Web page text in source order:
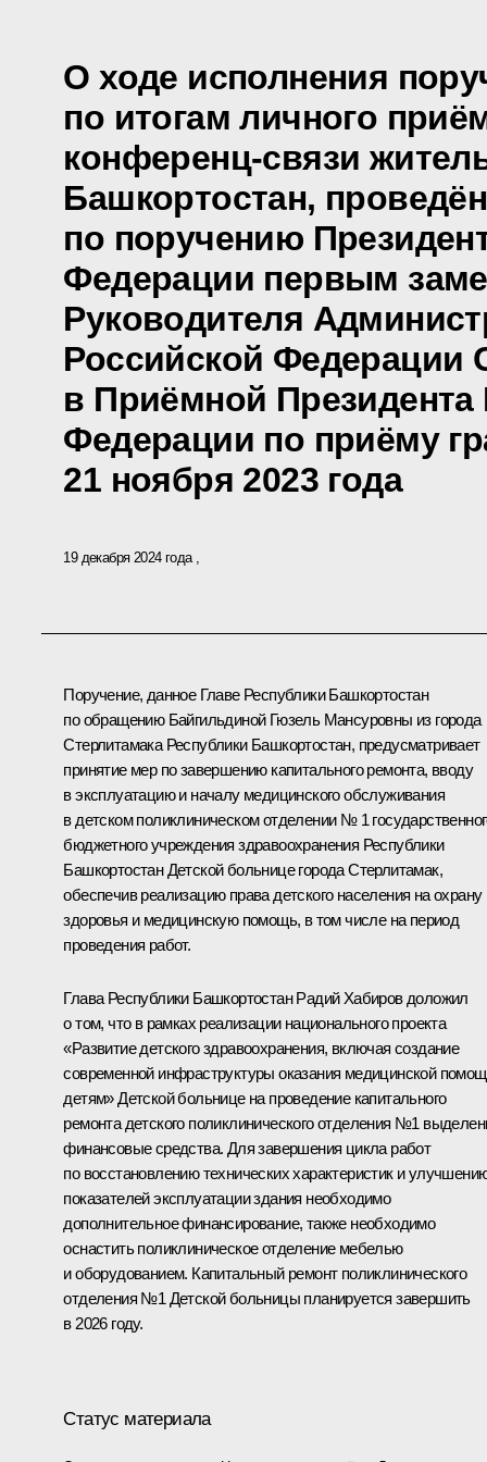
О ходе исполнения
по итогам личного
конференц-связи
Башкортостан,
по поручению
Федерации первым
Руководителя
Российской Федерации
в Приёмной Президента
Федерации по приёму
21 ноября 2023 года
19 декабря 2024 года
Поручение, данное Главе Республики Башкортостан
по обращению Байгильдиной Гюзель Мансуровны из города
Стерлитамака Республики Башкортостан, предусматривает
принятие мер по завершению капитального ремонта, вводу
в эксплуатацию и началу медицинского обслуживания
в детском поликлиническом отделении № 1
бюджетного учреждения здравоохранения Республики
Башкортостан Детской больнице города Стерлитамак,
обеспечив реализацию права детского населения на охрану
здоровья и медицинскую помощь, в том числе на период
проведения работ.
Глава Республики Башкортостан Радий Хабиров доложил
о том, что в рамках реализации национального проекта
«Развитие детского здравоохранения, включая создание
современной инфраструктуры оказания медицинской
детям» Детской больнице на проведение капитального
ремонта детского поликлинического отделения №1
финансовые средства. Для завершения цикла работ
по восстановлению технических характеристик и
показателей эксплуатации здания необходимо
дополнительное финансирование, также необходимо
оснастить поликлиническое отделение мебелью
и оборудованием. Капитальный ремонт поликлинического
отделения №1 Детской больницы планируется завершить
в 2026 году.
Статус материала